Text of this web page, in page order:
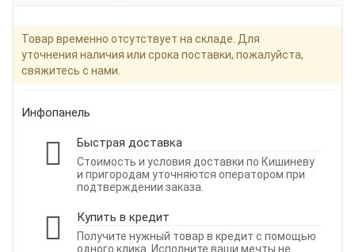
Товар временно отсутствует на складе. Для
уточнения наличия или срока поставки, пожалуйста,
свяжитесь с нами.
Инфопанель
Быстрая доставка
Стоимость и условия доставки по Кишиневу
и пригородам уточняются оператором при
подтверждении заказа.
Купить в кредит
Получите нужный товар в кредит с помощью
одного клика. Исполните ваши мечты не